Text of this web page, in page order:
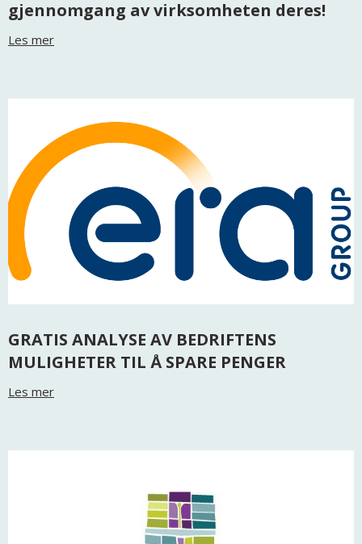
gjennomgang av virksomheten deres!
Les mer
GRATIS ANALYSE AV BEDRIFTENS
MULIGHETER TIL Å SPARE PENGER
Les mer